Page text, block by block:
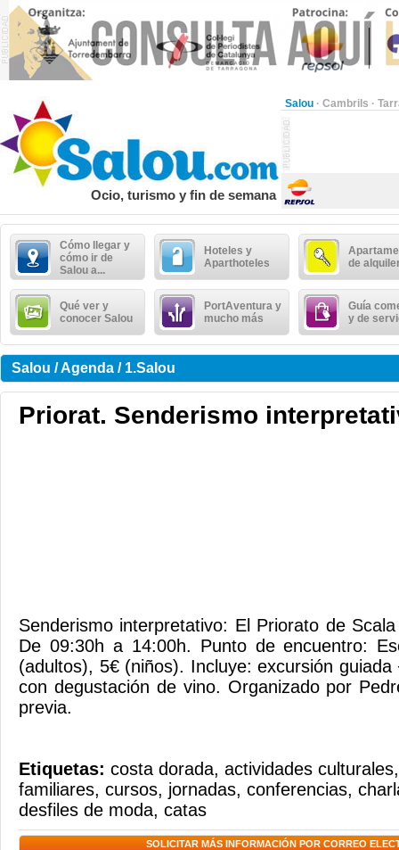
Salou · Cambrils ·
Ocio, turismo y fin de semana
Cómo llegar y
cómo ir de
Salou a...
Hoteles y
Aparthoteles
de
Qué ver y
conocer Salou
PortAventura y
mucho más
Guía
y de
Salou / Agenda / 1.Salou
Priorat. Senderismo
Senderismo interpretativo: El Priorato de
De 09:30h a 14:00h. Punto de encuentro:
(adultos), 5€ (niños). Incluye: excursión
con degustación de vino. Organizado por
previa.
Etiquetas: costa dorada, actividades culturales
familiares, cursos, jornadas, conferencias,
desfiles de moda, catas
SOLICITAR MÁS INFORMACIÓN POR CORREO